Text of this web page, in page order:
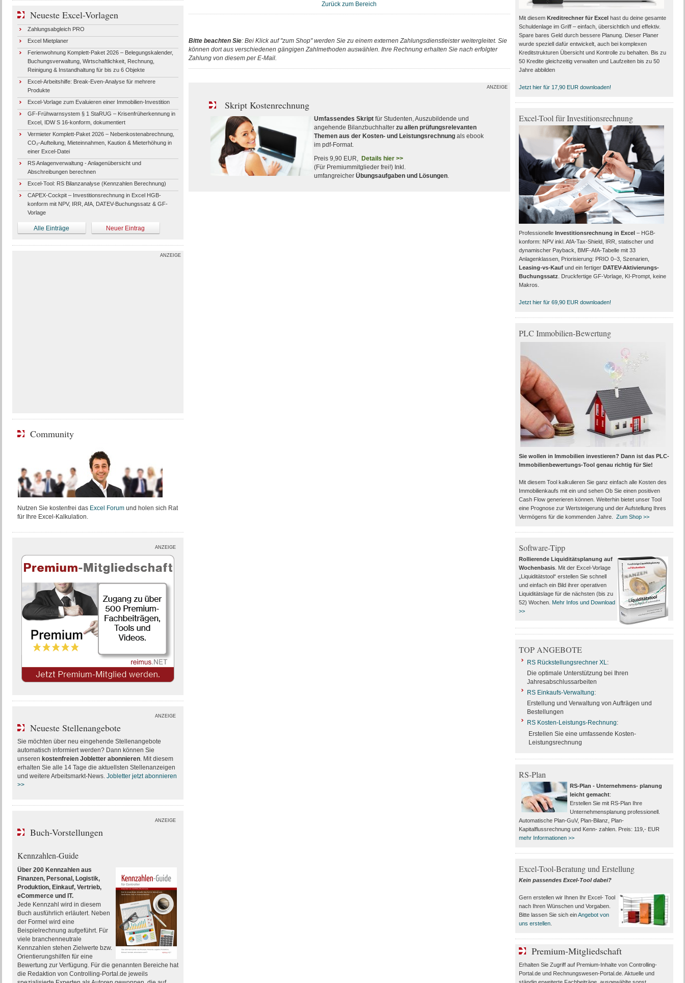
Zurück zum Bereich
Bitte beachten Sie: Bei Klick auf "zum Shop" werden Sie zu einem externen Zahlungsdienstleister weitergleitet. Sie
können dort aus verschiedenen gängigen Zahlmethoden auswählen. Ihre Rechnung erhalten Sie nach erfolgter
Zahlung von diesem per E-Mail.
ANZEIGE
Skript Kostenrechnung
Umfassendes Skriptfür Studenten, Auszubildende und
angehende Bilanzbuchhalter zu allen prüfungsrelevanten
Themen aus der Kosten- und Leistungsrechnungals ebook
im pdf-Format.
Preis 9,90 EUR, Details hier >>
(Für Premiummitglieder frei!) Inkl.
umfangreicher Übungsaufgaben und Lösungen.
Neueste Excel-Vorlagen
Zahlungsabgleich PRO
Excel Mietplaner
Ferienwohnung Komplett-Paket 2026 – Belegungskalender,
Buchungsverwaltung, Wirtschaftlichkeit, Rechnung,
Reinigung & Instandhaltung für bis zu 6 Objekte
Excel-Arbeitshilfe: Break-Even-Analyse für mehrere
Produkte
Excel-Vorlage zum Evaluieren einer Immobilien-Investition
GF-Frühwarnsystem § 1 StaRUG – Krisenfrüherkennung in
Excel, IDW S 16-konform, dokumentiert
Vermieter Komplett-Paket 2026 – Nebenkostenabrechnung,
CO₂-Aufteilung, Mieteinnahmen, Kaution & Mieterhöhung in
einer Excel-Datei
RS Anlagenverwaltung - Anlagenübersicht und
Abschreibungen berechnen
Excel-Tool: RS Bilanzanalyse (Kennzahlen Berechnung)
CAPEX-Cockpit – Investitionsrechnung in Excel HGB-
konform mit NPV, IRR, AfA, DATEV-Buchungssatz & GF-
Vorlage
Alle Einträge Neuer Eintrag
ANZEIGE
Community
Nutzen Sie kostenfrei das Excel Forumund holen sich Rat
für Ihre Excel-Kalkulation.
ANZEIGE
ANZEIGE
Neueste Stellenangebote
Sie möchten über neu eingehende Stellenangebote
automatisch informiert werden? Dann können Sie
unseren kostenfreien Jobletter abonnieren. Mit diesem
erhalten Sie alle 14 Tage die aktuellsten Stellenanzeigen
und weitere Arbeitsmarkt-News. Jobletter jetzt abonnieren
>>
ANZEIGE
Buch-Vorstellungen
Kennzahlen-Guide
Über 200 Kennzahlen aus
Finanzen, Personal, Logistik,
Produktion, Einkauf, Vertrieb,
eCommerce und IT.
Jede Kennzahl wird in diesem
Buch ausführlich erläutert. Neben
der Formel wird eine
Beispielrechnung aufgeführt. Für
viele branchenneutrale
Kennzahlen stehen Zielwerte bzw.
Orientierungshilfen für eine
Bewertung zur Verfügung. Für die genannten Bereiche hat
die Redaktion von Controlling-Portal.de jeweils
Mit diesem Kreditrechner für Excelhast du deine gesamte
Schuldenlage im Griff – einfach, übersichtlich und effektiv.
Spare bares Geld durch bessere Planung. Dieser Planer
wurde speziell dafür entwickelt, auch bei komplexen
Kreditstrukturen Übersicht und Kontrolle zu behalten. Bis zu
50 Kredite gleichzeitig verwalten und Laufzeiten bis zu 50
Jahre abbilden
Jetzt hier für 17,90 EUR downloaden!
Excel-Tool für Investitionsrechnung
Professionelle Investitionsrechnung in Excel– HGB-
konform: NPV inkl. AfA-Tax-Shield, IRR, statischer und
dynamischer Payback, BMF-AfA-Tabelle mit 33
Anlagenklassen, Priorisierung: PRIO 0–3, Szenarien,
Leasing-vs-Kaufund ein fertiger DATEV-Aktivierungs-
Buchungssatz . Druckfertige GF-Vorlage, KI-Prompt, keine
Makros.
Jetzt hier für 69,90 EUR downloaden!
PLC Immobilien-Bewertung
Sie wollen in Immobilien investieren? Dann ist das PLC-
Immobilienbewertungs-Tool genau richtig für Sie!
Mit diesem Tool kalkulieren Sie ganz einfach alle Kosten des
Immobilienkaufs mit ein und sehen Ob Sie einen positiven
Cash Flow generieren können. Weiterhin bietet unser Tool
eine Prognose zur Wertsteigerung und der Aufstellung Ihres
Vermögens für die kommenden Jahre. Zum Shop >>
Software-Tipp
Rollierende Liquiditätsplanung auf
Wochenbasis. Mit der Excel-Vorlage
„Liquiditätstool“ erstellen Sie schnell
und einfach ein Bild ihrer operativen
Liquiditätslage für die nächsten (bis zu
52) Wochen. Mehr Infos und Download
>>
TOP ANGEBOTE
RS Rückstellungsrechner XL:
Die optimale Unterstützung bei Ihren
Jahresabschlussarbeiten
RS Einkaufs-Verwaltung:
Erstellung und Verwaltung von Aufträgen und
Bestellungen
RS Kosten-Leistungs-Rechnung:
Erstellen Sie eine umfassende Kosten-
Leistungsrechnung
RS-Plan
RS-Plan - Unternehmens- planung
leicht gemacht:
Erstellen Sie mit RS-Plan Ihre
Unternehmensplanung professionell.
Automatische Plan-GuV, Plan-Bilanz, Plan-
Kapitalflussrechnung und Kenn- zahlen. Preis: 119,- EUR
mehr Informationen >>
Excel-Tool-Beratung und Erstellung
Kein passendes Excel-Tool dabei?
Gern erstellen wir Ihnen Ihr Excel- Tool
nach Ihren Wünschen und Vorgaben.
Bitte lassen Sie sich einAngebot von
uns erstellen.
Premium-Mitgliedschaft
Erhalten Sie Zugriff auf Premium-Inhalte von Controlling-
Portal.de und Rechnungswesen-Portal.de. Aktuelle und